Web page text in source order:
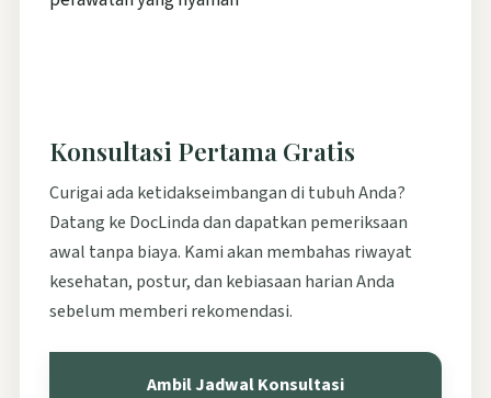
Konsultasi Pertama Gratis
Curigai ada ketidakseimbangan di tubuh Anda?
Datang ke DocLinda dan dapatkan pemeriksaan
awal tanpa biaya. Kami akan membahas riwayat
kesehatan, postur, dan kebiasaan harian Anda
sebelum memberi rekomendasi.
Ambil Jadwal Konsultasi